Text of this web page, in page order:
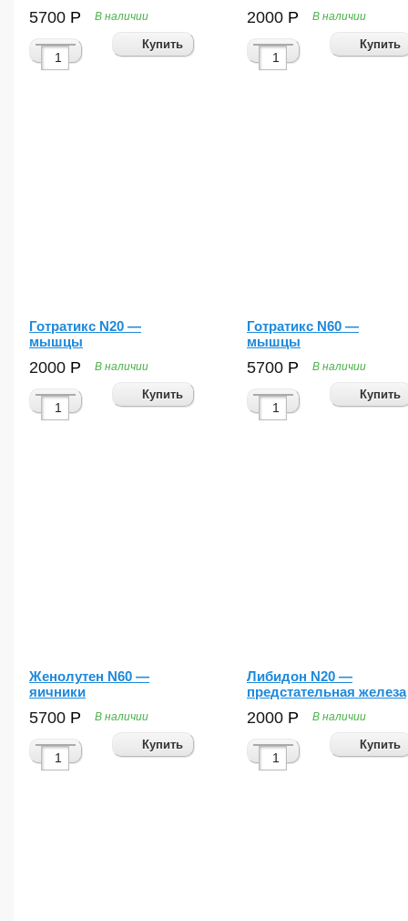
5700 Р В наличии
Купить
2000 Р В наличии
Купить
Готратикс N20 —
мышцы
2000 Р В наличии
Купить
Готратикс N60 —
мышцы
5700 Р В наличии
Купить
Женолутен N60 —
яичники
5700 Р В наличии
Купить
Либидон N20 —
предстательная железа
2000 Р В наличии
Купить